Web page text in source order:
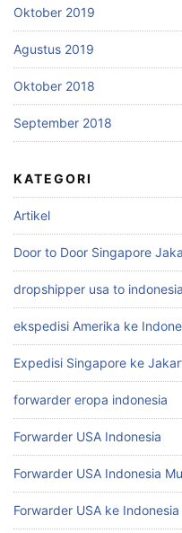
Oktober 2019
Agustus 2019
Oktober 2018
September 2018
KATEGORI
Artikel
Door to Door Singapore
dropshipper usa to indonesia
ekspedisi Amerika ke
Expedisi Singapore ke
forwarder eropa indonesia
Forwarder USA Indonesia
Forwarder USA Indonesia
Forwarder USA ke Indonesia